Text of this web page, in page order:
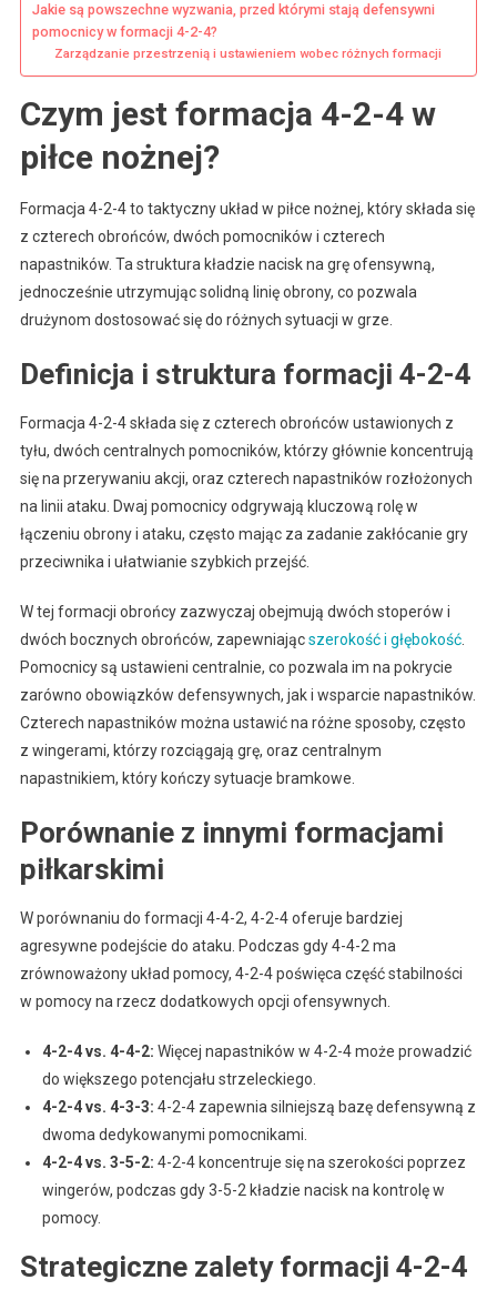
Jakie są powszechne wyzwania, przed którymi stają defensywni
pomocnicy w formacji 4-2-4?
Zarządzanie przestrzenią i ustawieniem wobec różnych formacji
Czym jest formacja 4-2-4 w
piłce nożnej?
Formacja 4-2-4 to taktyczny układ w piłce nożnej, który składa się
z czterech obrońców, dwóch pomocników i czterech
napastników. Ta struktura kładzie nacisk na grę ofensywną,
jednocześnie utrzymując solidną linię obrony, co pozwala
drużynom dostosować się do różnych sytuacji w grze.
Definicja i struktura formacji 4-2-4
Formacja 4-2-4 składa się z czterech obrońców ustawionych z
tyłu, dwóch centralnych pomocników, którzy głównie koncentrują
się na przerywaniu akcji, oraz czterech napastników rozłożonych
na linii ataku. Dwaj pomocnicy odgrywają kluczową rolę w
łączeniu obrony i ataku, często mając za zadanie zakłócanie gry
przeciwnika i ułatwianie szybkich przejść.
W tej formacji obrońcy zazwyczaj obejmują dwóch stoperów i
dwóch bocznych obrońców, zapewniającszerokość i głębokość.
Pomocnicy są ustawieni centralnie, co pozwala im na pokrycie
zarówno obowiązków defensywnych, jak i wsparcie napastników.
Czterech napastników można ustawić na różne sposoby, często
z wingerami, którzy rozciągają grę, oraz centralnym
napastnikiem, który kończy sytuacje bramkowe.
Porównanie z innymi formacjami
piłkarskimi
W porównaniu do formacji 4-4-2, 4-2-4 oferuje bardziej
agresywne podejście do ataku. Podczas gdy 4-4-2 ma
zrównoważony układ pomocy, 4-2-4 poświęca część stabilności
w pomocy na rzecz dodatkowych opcji ofensywnych.
4-2-4 vs. 4-4-2: Więcej napastników w 4-2-4 może prowadzić
do większego potencjału strzeleckiego.
4-2-4 vs. 4-3-3: 4-2-4 zapewnia silniejszą bazę defensywną z
dwoma dedykowanymi pomocnikami.
4-2-4 vs. 3-5-2: 4-2-4 koncentruje się na szerokości poprzez
wingerów, podczas gdy 3-5-2 kładzie nacisk na kontrolę w
pomocy.
Strategiczne zalety formacji 4-2-4